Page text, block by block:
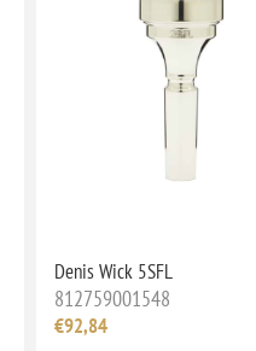
Denis Wick 5SFL
812759001548
€92,84